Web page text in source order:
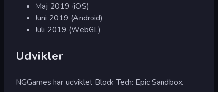
Maj 2019 (iOS)
Juni 2019 (Android)
Juli 2019 (WebGL)
Udvikler
NGGames har udviklet Block Tech: Epic Sandbox.